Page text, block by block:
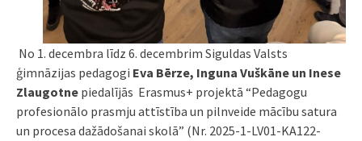
No 1. decembra līdz 6. decembrim Siguldas Valsts
ģimnāzijas pedagogi Eva Bērze, Inguna Vuškāne un Inese
Zlaugotne piedalījās Erasmus+ projektā “Pedagogu
profesionālo prasmju attīstība un pilnveide mācību satura
un procesa dažādošanai skolā” (Nr. 2025-1-LV01-KA122-